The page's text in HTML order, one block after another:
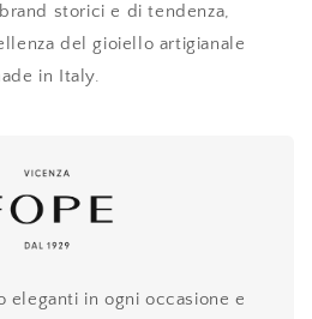
storici e di tendenza,
del gioiello artigianale
in Italy.
eleganti in ogni occasione e